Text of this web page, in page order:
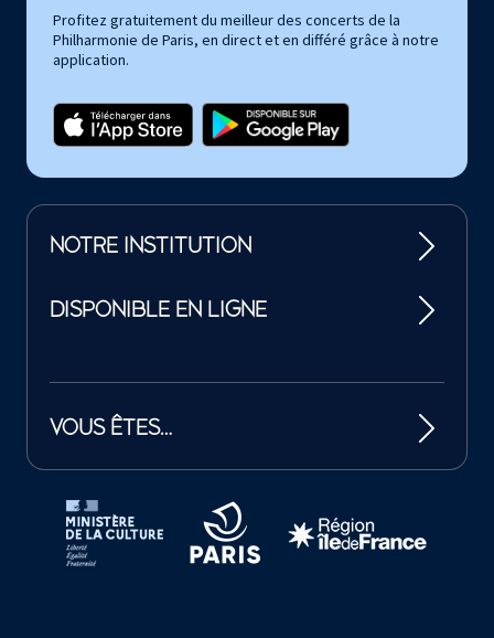
Profitez gratuitement du meilleur des concerts de la
Philharmonie de Paris, en direct et en différé grâce à notre
application.
NOTRE INSTITUTION
DISPONIBLE EN LIGNE
VOUS ÊTES…
Tutelles et mécènes de la Philharmonie de Paris